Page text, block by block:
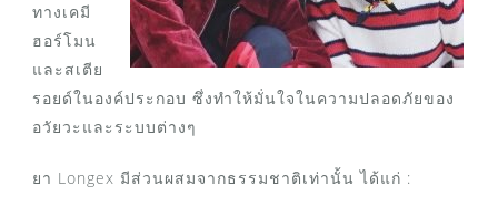
ทางเคมี
ฮอร์โมน
และสเตีย
รอยด์ในองค์ประกอบ ซึ่งทำให้มั่นใจในความปลอดภัยของ
อวัยวะและระบบต่างๆ
ยา Longex มีส่วนผสมจากธรรมชาติเท่านั้น ได้แก่ :